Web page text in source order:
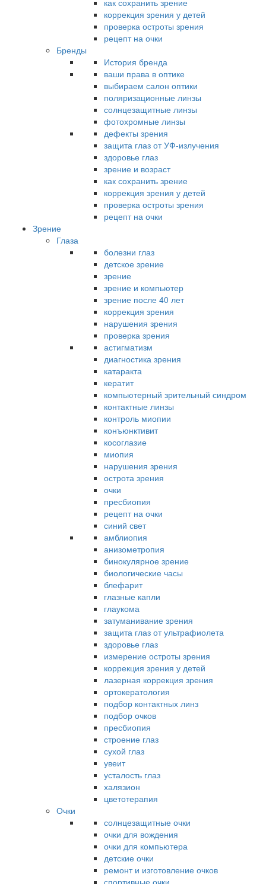
как сохранить зрение
коррекция зрения у детей
проверка остроты зрения
рецепт на очки
Бренды
История бренда
ваши права в оптике
выбираем салон оптики
поляризационные линзы
солнцезащитные линзы
фотохромные линзы
дефекты зрения
защита глаз от УФ-излучения
здоровье глаз
зрение и возраст
как сохранить зрение
коррекция зрения у детей
проверка остроты зрения
рецепт на очки
Зрение
Глаза
болезни глаз
детское зрение
зрение
зрение и компьютер
зрение после 40 лет
коррекция зрения
нарушения зрения
проверка зрения
астигматизм
диагностика зрения
катаракта
кератит
компьютерный зрительный синдром
контактные линзы
контроль миопии
конъюнктивит
косоглазие
миопия
нарушения зрения
острота зрения
очки
пресбиопия
рецепт на очки
синий свет
амблиопия
анизометропия
бинокулярное зрение
биологические часы
блефарит
глазные капли
глаукома
затуманивание зрения
защита глаз от ультрафиолета
здоровье глаз
измерение остроты зрения
коррекция зрения у детей
лазерная коррекция зрения
ортокератология
подбор контактных линз
подбор очков
пресбиопия
строение глаз
сухой глаз
увеит
усталость глаз
халязион
цветотерапия
Очки
солнцезащитные очки
очки для вождения
очки для компьютера
детские очки
ремонт и изготовление очков